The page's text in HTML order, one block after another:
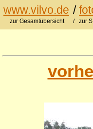
www.vilvo.de /
zur Gesamtübersicht / zur